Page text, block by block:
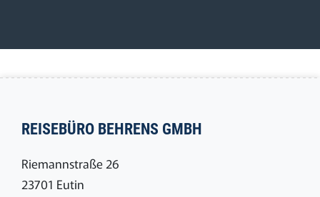
REISEBÜRO BEHRENS GMBH
Riemannstraße 26
23701 Eutin